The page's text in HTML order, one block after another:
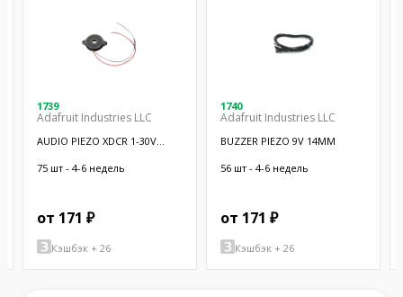
1739
Adafruit Industries LLC
AUDIO PIEZO XDCR 1-30V
75 шт - 4-6 недель
от 171 ₽
Кэшбэк + 26
1740
Adafruit Industries LLC
BUZZER PIEZO 9V 14MM
56 шт - 4-6 недель
от 171 ₽
Кэшбэк + 26